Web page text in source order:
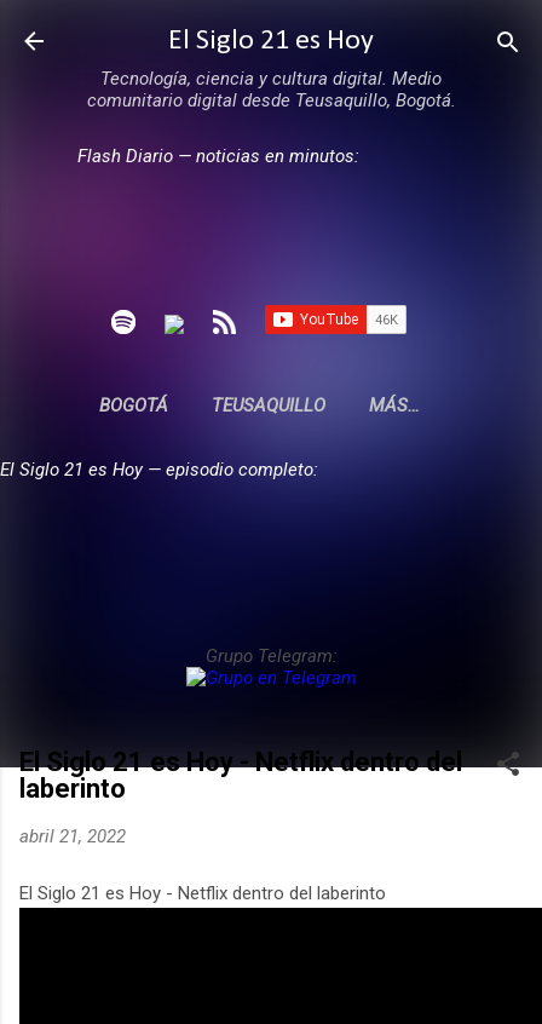
Ir al contenido principal
El Siglo 21 es Hoy
Tecnología, ciencia y cultura digital. Medio
comunitario digital desde Teusaquillo, Bogotá.
Flash Diario — noticias en minutos:
BOGOTÁ TEUSAQUILLO MÁS…
El Siglo 21 es Hoy — episodio completo:
Grupo Telegram:
El Siglo 21 es Hoy - Netflix dentro del
laberinto
abril 21, 2022
El Siglo 21 es Hoy - Netflix dentro del laberinto